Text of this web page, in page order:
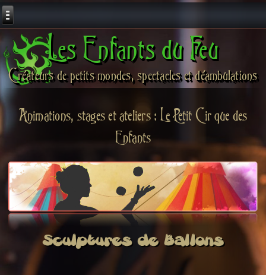
Les Enfants du Feu
Créateurs de petits mondes, spectacles et déambulations
Animations, stages et ateliers : Le Petit Cirque des
Enfants